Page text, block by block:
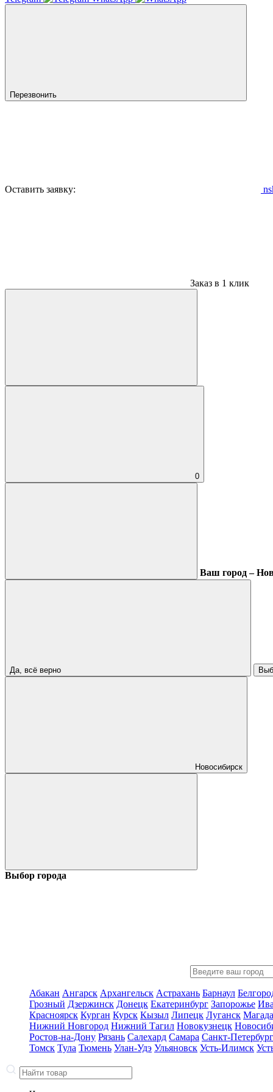
Перезвонить
Оставить заявку:
Заказ в 1 клик
0
Ваш город –
Да, всё верно
Новосибирск
Выбор города
Абакан Ангарск Архангельск Астрахань Барнаул
Грозный Дзержинск Донецк Екатеринбург Запорожье
Красноярск Курган Курск Кызыл Липецк Луганск
Нижний Новгород Нижний Тагил Новокузнецк
Ростов-на-Дону Рязань Салехард Самара Санкт-Петербург
Томск Тула Тюмень Улан-Удэ Ульяновск Усть-Илимск